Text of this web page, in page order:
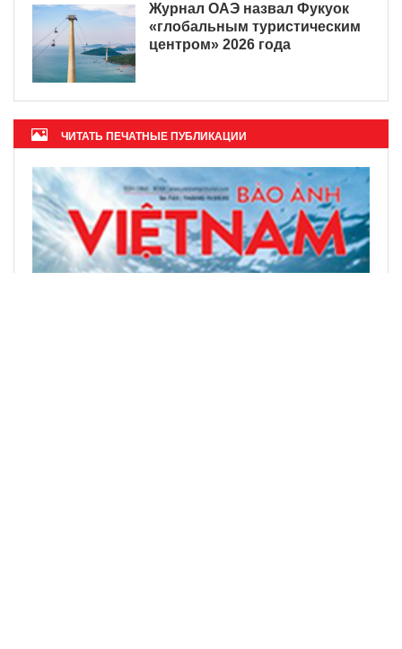
Журнал ОАЭ назвал Фукуок
«глобальным туристическим
центром» 2026 года
ЧИТАТЬ ПЕЧАТНЫЕ ПУБЛИКАЦИИ